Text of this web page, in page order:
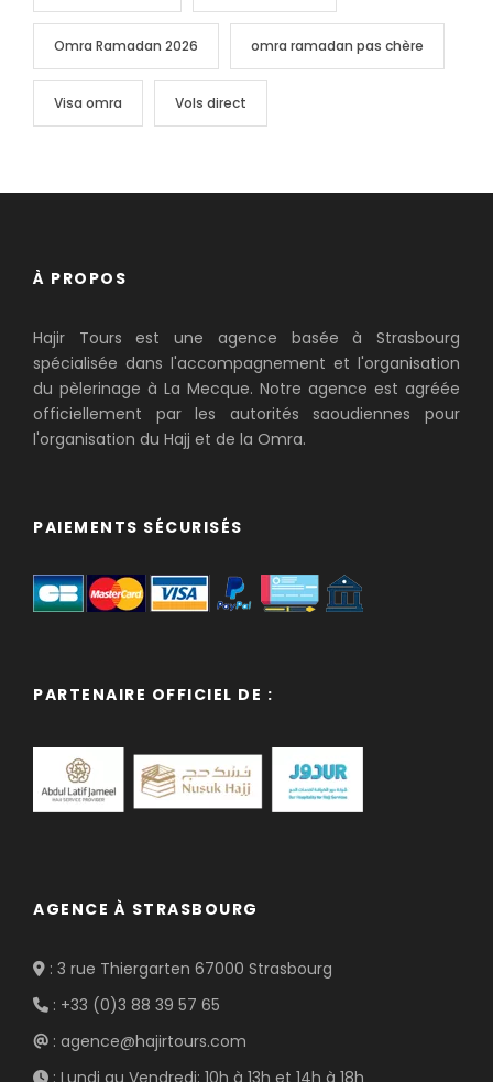
Omra Ramadan 2026 omra ramadan pas chère
Visa omra Vols direct
À PROPOS
Hajir Tours est une agence basée à Strasbourg
spécialisée dans l'accompagnement et l'organisation
du pèlerinage à La Mecque. Notre agence est agréée
officiellement par les autorités saoudiennes pour
l'organisation du Hajj et de la Omra.
PAIEMENTS SÉCURISÉS
PARTENAIRE OFFICIEL DE :
AGENCE À STRASBOURG
: 3 rue Thiergarten 67000 Strasbourg
: +33 (0)3 88 39 57 65
: agence@hajirtours.com
: Lundi au Vendredi: 10h à 13h et 14h à 18h